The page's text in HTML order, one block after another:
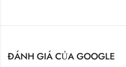
ĐÁNH GIÁ CỦA GOOGLE